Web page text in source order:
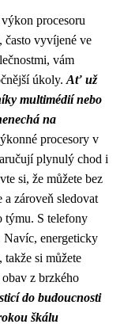
procesoru
často vyvíjené ve
vám
úkoly. Ať už
multimédií nebo
na
procesory v
plynulý chod i
si, že můžete bez
zároveň sledovat
týmu. S telefony
Navíc, energeticky
si můžete
z brzkého
do budoucnosti
škálu